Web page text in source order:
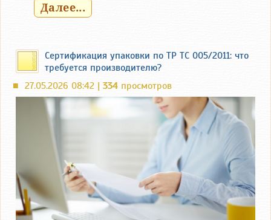
Далее...
Сертификация упаковки по ТР ТС 005/2011: что
требуется производителю?
■ 27.05.2026 08:42 | 334 просмотров